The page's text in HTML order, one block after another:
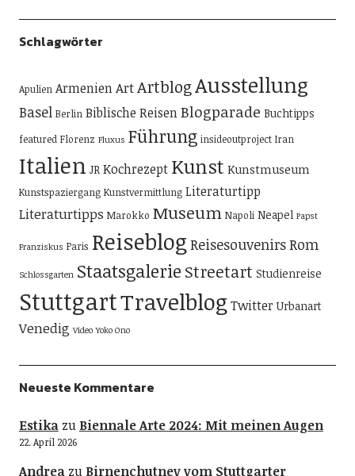
Schlagwörter
Apulien ArmenienArtArtblogAusstellung
Basel Berlin Biblische ReisenBlogparade Buchtipps
featured Florenz Fluxus Führung insideoutproject Iran
Italien JR Kochrezept Kunst Kunstmuseum
Kunstspaziergang Kunstvermittlung Literaturtipp
Literaturtipps Marokko Museum Napoli Neapel Papst
Franziskus Paris Reiseblog ReisesouvenirsRom
Schlossgarten Staatsgalerie Streetart Studienreise
StuttgartTravelblog Twitter Urbanart
Venedig Video Yoko Ono
Neueste Kommentare
Estikazu Biennale Arte 2024: Mit meinen Augen
22. April 2026
Andreazu Birnenchutney vom Stuttgarter